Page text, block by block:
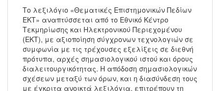
Το λεξιλόγιο «Θεματικές Επιστημονικών Πεδίων
ΕΚΤ» αναπτύσσεται από το Εθνικό Κέντρο
Τεκμηρίωσης και Ηλεκτρονικού Περιεχομένου
(ΕΚΤ), με αξιοποίηση σύγχρονων τεχνολογιών σε
συμφωνία με τις τρέχουσες εξελίξεις σε διεθνή
πρότυπα, αρχές σημασιολογικού ιστού και όρους
διαλειτουργικότητας. Η απόδοση σημασιολογικών
σχέσεων μεταξύ των όρων, και η διασύνδεση τους
με έγκριτα ανοικτά λεξιλόγια, επιτρέπουν τη